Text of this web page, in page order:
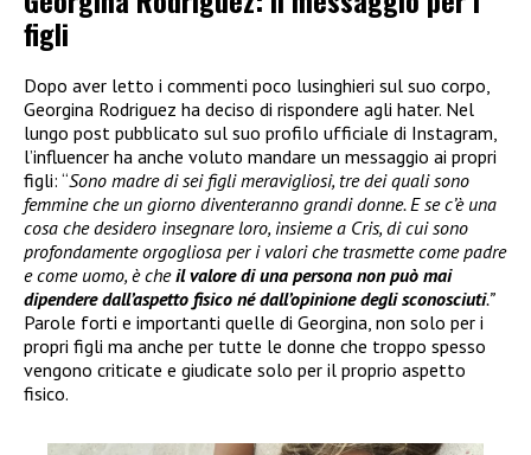
figli
Dopo aver letto i commenti poco lusinghieri sul suo corpo,
Georgina Rodriguez ha deciso di rispondere agli hater. Nel
lungo post pubblicato sul suo profilo ufficiale di Instagram,
l’influencer ha anche voluto mandare un messaggio ai propri
figli: “Sono madre di sei figli meravigliosi, tre dei quali sono
femmine che un giorno diventeranno grandi donne. E se c’è una
cosa che desidero insegnare loro, insieme a Cris, di cui sono
profondamente orgogliosa per i valori che trasmette come padre
e come uomo, è cheil valore di una persona non può mai
dipendere dall’aspetto fisico né dall’opinione degli sconosciuti.”
Parole forti e importanti quelle di Georgina, non solo per i
propri figli ma anche per tutte le donne che troppo spesso
vengono criticate e giudicate solo per il proprio aspetto
fisico.